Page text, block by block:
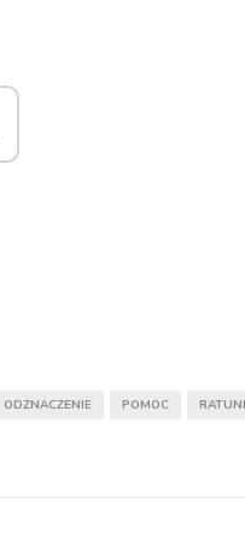
ODZNACZENIE POMOC